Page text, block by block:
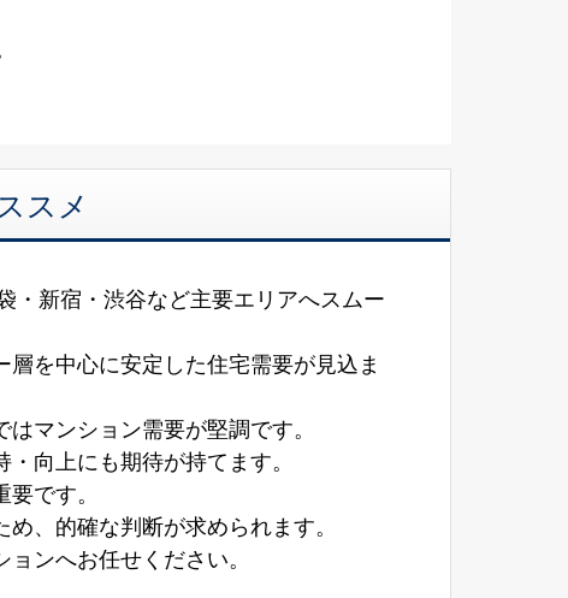
スメ
・新宿・渋谷など主要エリアへスムー
を中心に安定した住宅需要が見込ま
マンション需要が堅調です。
向上にも期待が持てます。
です。
、的確な判断が求められます。
ンへお任せください。